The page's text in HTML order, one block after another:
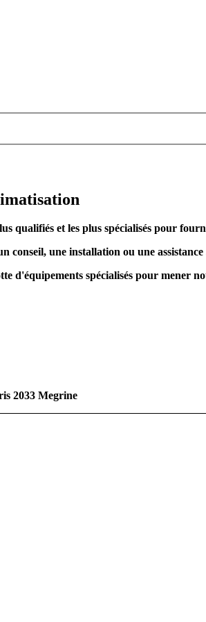
qualifiés et les plus spécialisés pour
conseil, une installation ou une
d'équipements spécialisés pour mener
2033 Megrine